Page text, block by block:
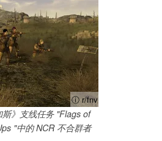
ⓘ r/fnv
》支线任务 "Flags of
"中的 NCR 不合群者